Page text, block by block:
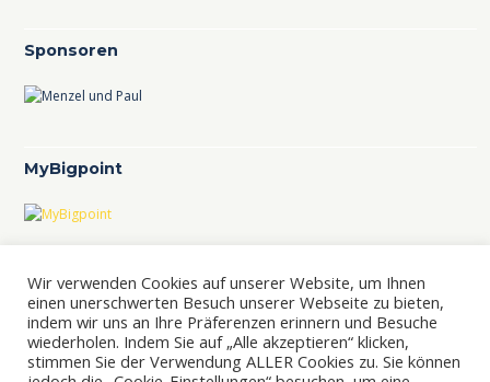
Sponsoren
MyBigpoint
TCL-Ranking im TVBB
Wir verwenden Cookies auf unserer Website, um Ihnen
einen unerschwerten Besuch unserer Webseite zu bieten,
indem wir uns an Ihre Präferenzen erinnern und Besuche
wiederholen. Indem Sie auf „Alle akzeptieren“ klicken,
stimmen Sie der Verwendung ALLER Cookies zu. Sie können